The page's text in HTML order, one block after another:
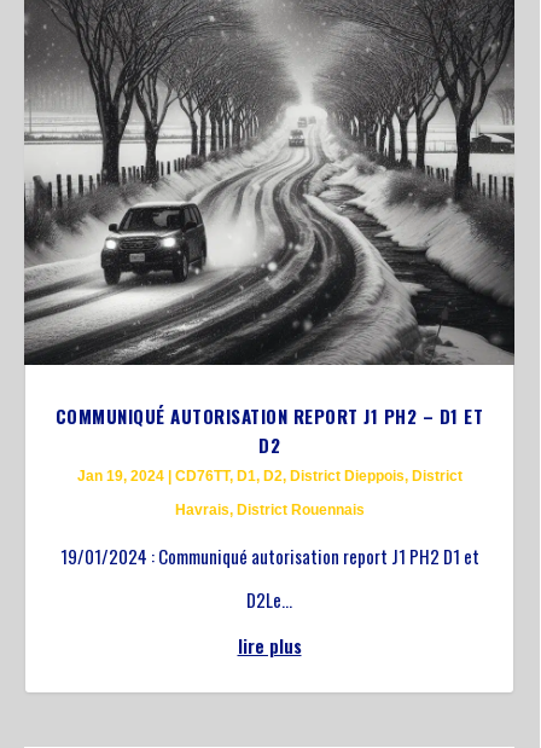
COMMUNIQUÉ AUTORISATION REPORT J1 PH2 – D1 ET
D2
Jan 19, 2024| CD76TT, D1, D2, District Dieppois, District
Havrais, District Rouennais
19/01/2024 : Communiqué autorisation report J1 PH2 D1 et
D2Le...
lire plus